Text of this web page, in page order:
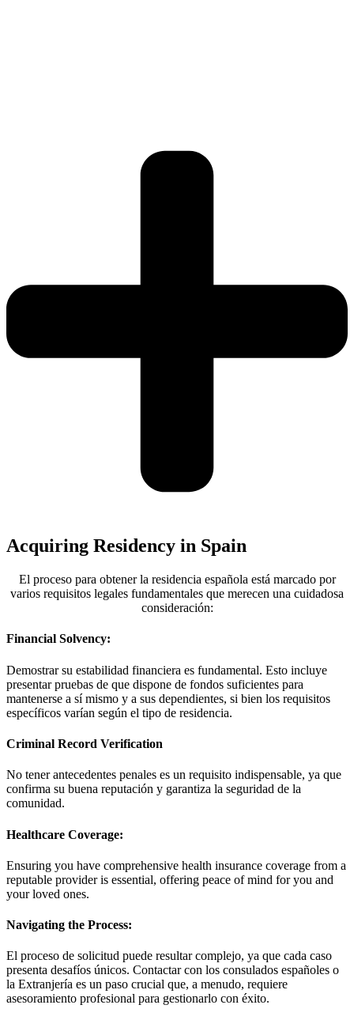
Acquiring Residency in Spain
El proceso para obtener la residencia española está marcado por
varios requisitos legales fundamentales que merecen una cuidadosa
consideración:
Financial Solvency:
Demostrar su estabilidad financiera es fundamental. Esto incluye
presentar pruebas de que dispone de fondos suficientes para
mantenerse a sí mismo y a sus dependientes, si bien los requisitos
específicos varían según el tipo de residencia.
Criminal Record Verification
No tener antecedentes penales es un requisito indispensable, ya que
confirma su buena reputación y garantiza la seguridad de la
comunidad.
Healthcare Coverage:
Ensuring you have comprehensive health insurance coverage from a
reputable provider is essential, offering peace of mind for you and
your loved ones.
Navigating the Process:
El proceso de solicitud puede resultar complejo, ya que cada caso
presenta desafíos únicos. Contactar con los consulados españoles o
la Extranjería es un paso crucial que, a menudo, requiere
asesoramiento profesional para gestionarlo con éxito.